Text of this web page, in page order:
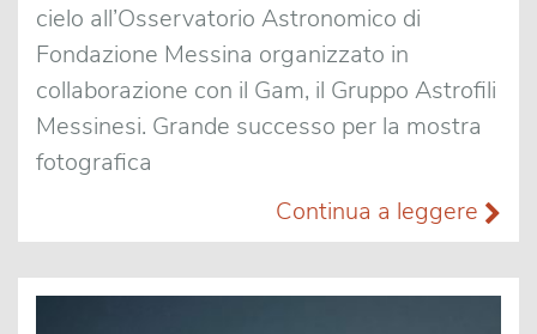
cielo all’Osservatorio Astronomico di
Fondazione Messina organizzato in
collaborazione con il Gam, il Gruppo Astrofili
Messinesi. Grande successo per la mostra
fotografica
Continua a leggere